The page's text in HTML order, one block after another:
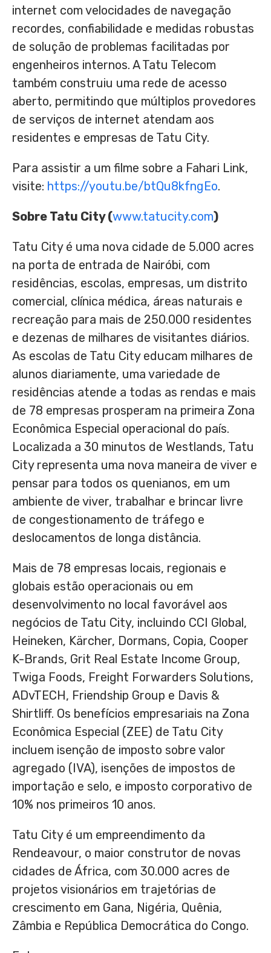
internet com velocidades de navegação
recordes, confiabilidade e medidas robustas
de solução de problemas facilitadas por
engenheiros internos. A Tatu Telecom
também construiu uma rede de acesso
aberto, permitindo que múltiplos provedores
de serviços de internet atendam aos
residentes e empresas de Tatu City.
Para assistir a um filme sobre a Fahari Link,
visite: https://youtu.be/btQu8kfngEo.
Sobre Tatu City (www.tatucity.com)
Tatu City é uma nova cidade de 5.000 acres
na porta de entrada de Nairóbi, com
residências, escolas, empresas, um distrito
comercial, clínica médica, áreas naturais e
recreação para mais de 250.000 residentes
e dezenas de milhares de visitantes diários.
As escolas de Tatu City educam milhares de
alunos diariamente, uma variedade de
residências atende a todas as rendas e mais
de 78 empresas prosperam na primeira Zona
Econômica Especial operacional do país.
Localizada a 30 minutos de Westlands, Tatu
City representa uma nova maneira de viver e
pensar para todos os quenianos, em um
ambiente de viver, trabalhar e brincar livre
de congestionamento de tráfego e
deslocamentos de longa distância.
Mais de 78 empresas locais, regionais e
globais estão operacionais ou em
desenvolvimento no local favorável aos
negócios de Tatu City, incluindo CCI Global,
Heineken, Kärcher, Dormans, Copia, Cooper
K-Brands, Grit Real Estate Income Group,
Twiga Foods, Freight Forwarders Solutions,
ADvTECH, Friendship Group e Davis &
Shirtliff. Os benefícios empresariais na Zona
Econômica Especial (ZEE) de Tatu City
incluem isenção de imposto sobre valor
agregado (IVA), isenções de impostos de
importação e selo, e imposto corporativo de
10% nos primeiros 10 anos.
Tatu City é um empreendimento da
Rendeavour, o maior construtor de novas
cidades de África, com 30.000 acres de
projetos visionários em trajetórias de
crescimento em Gana, Nigéria, Quênia,
Zâmbia e República Democrática do Congo.